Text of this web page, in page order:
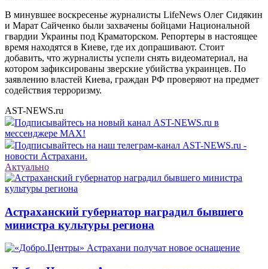
В минувшее воскресенье журналисты LifeNews Олег Сидякин
и Марат Сайченко были захвачены бойцами Национальной
гвардии Украины под Краматорском. Репортеры в настоящее
время находятся в Киеве, где их допрашивают. Стоит
добавить, что журналисты успели снять видеоматериал, на
котором зафиксированы зверские убийства украинцев. По
заявлению властей Киева, граждан РФ проверяют на предмет
содействия терроризму.
AST-NEWS.ru
Подписывайтесь на новый канал AST-NEWS.ru в
мессенджере MAX!
Подписывайтесь на наш телеграм-канал AST-NEWS.ru -
новости Астрахани.
Актуально
Астраханский губернатор наградил бывшего
министра культуры региона